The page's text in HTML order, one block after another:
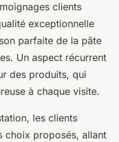
clients
exceptionnelle
parfaite de la pâte
Un aspect récurrent
des produits, qui
à chaque visite.
les clients
choix proposés, allant